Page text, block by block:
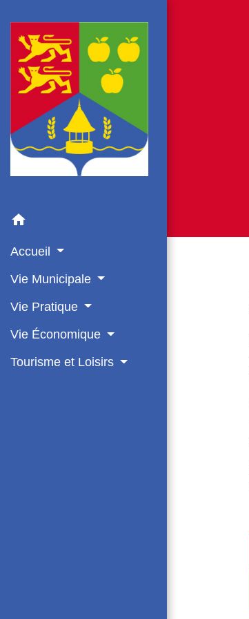
home
Accueil
Vie Municipale
Vie Pratique
Vie Économique
Tourisme et Loisirs